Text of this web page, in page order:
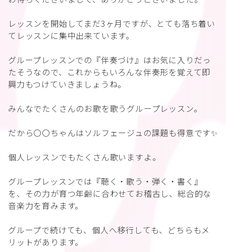
レッスンを開始してまだ3ヶ月ですが、とても落ち着い
てレッスンに集中出来ています。
グループレッスンでの『伴奏づけ』はお気に入りだっ
たそうなので、これからもいろんな伴奏形を覚えて即
興力もつけていきましょうね。
みんなでたくさんのお歌を歌うグループレッスン。
だから〇〇ちゃんはソルフェージュの課題も得意です✨
個人レッスンでもたくさん歌いますよ。
グループレッスンでは『聴く・歌う・弾く・書く』
を、その力が育つ年齢に合わせてお稽古し、総合的な
音楽力を育みます。
グループで続けても、個人へ移行しても、どちらもメ
リットがあります。